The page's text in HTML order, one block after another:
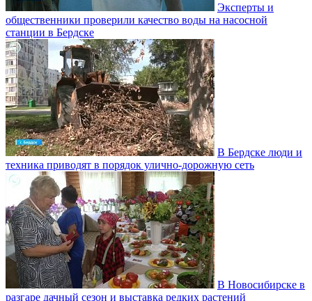
Эксперты и
общественники проверили качество воды на насосной
станции в Бердске
В Бердске люди и
техника приводят в порядок улично‑дорожную сеть
В Новосибирске в
разгаре дачный сезон и выставка редких растений